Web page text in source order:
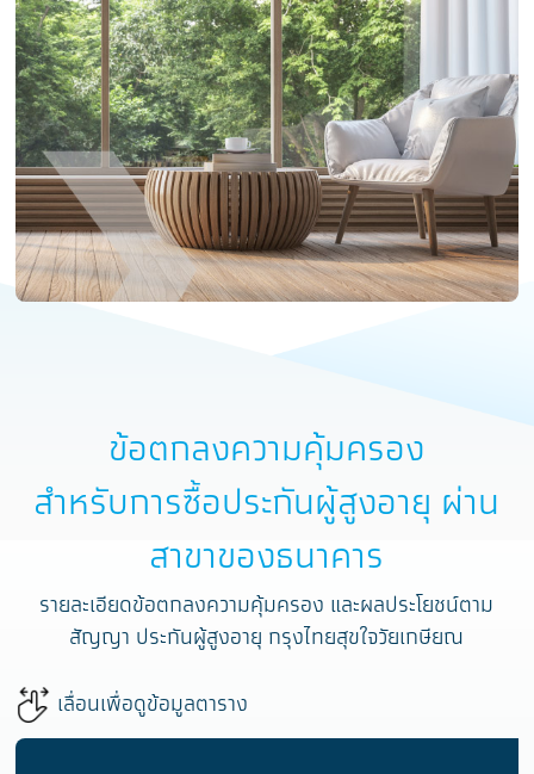
ข้อตกลงความคุ้มครอง
สำหรับการซื้อประกันผู้สูงอายุ ผ่าน
สาขาของธนาคาร
รายละเอียดข้อตกลงความคุ้มครอง และผลประโยชน์ตาม
สัญญา ประกันผู้สูงอายุ กรุงไทยสุขใจวัยเกษียณ
เลื่อนเพื่อดูข้อมูลตาราง